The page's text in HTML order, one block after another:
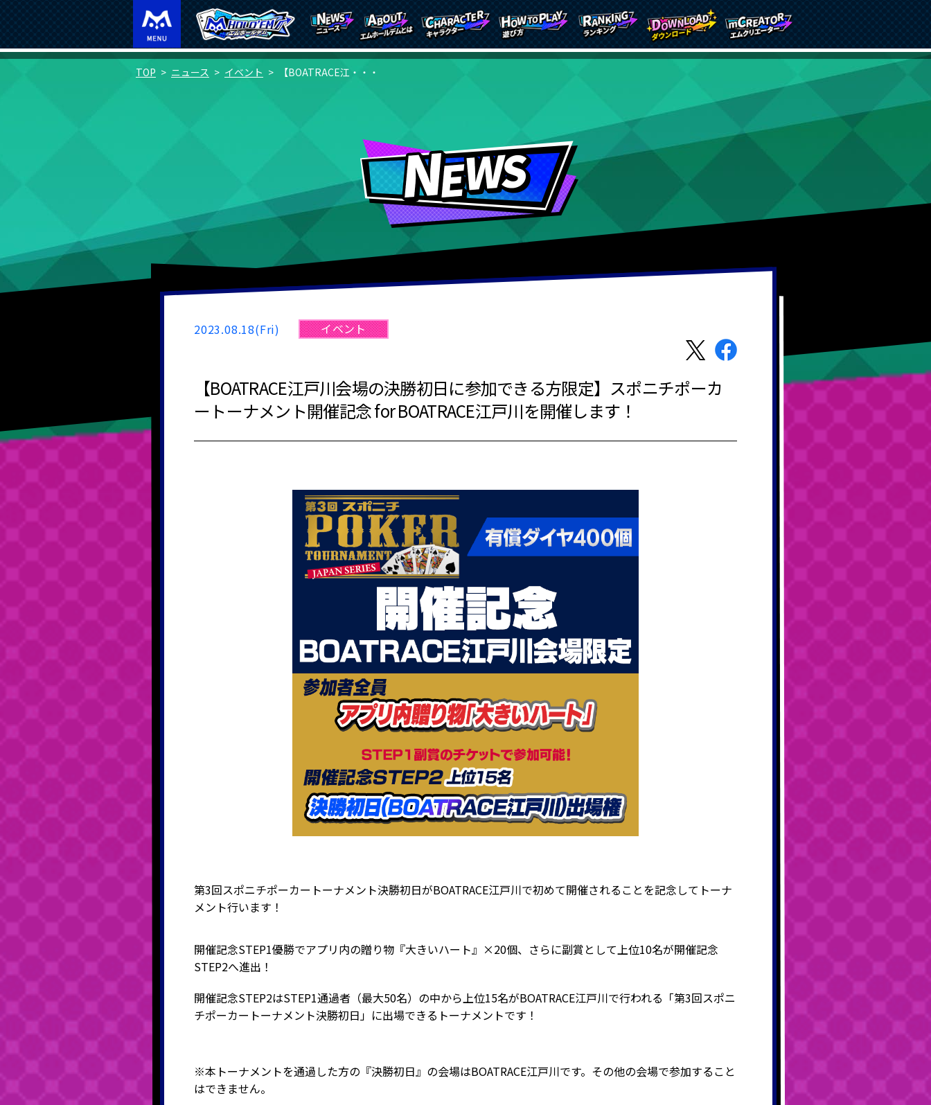
TOP ニュース イベント 【BOATRACE江・・・
2023.08.18(Fri) イベント
【BOATRACE江戸川会場の決勝初日に参加できる方限定】スポニチポーカ
ートーナメント開催記念 for BOATRACE江戸川を開催します！
第3回スポニチポーカートーナメント決勝初日がBOATRACE江戸川で初めて開催されることを記念してトーナ
メント行います！
開催記念STEP1優勝でアプリ内の贈り物『大きいハート』×20個、さらに副賞として上位10名が開催記念
STEP2へ進出！
開催記念STEP2はSTEP1通過者（最大50名）の中から上位15名がBOATRACE江戸川で行われる「第3回スポニ
チポーカートーナメント決勝初日」に出場できる トーナメントです！
※本トーナメントを通過した方の『決勝初日』の会場はBOATRACE江戸川です。その他の会場で参加すること
はできません。